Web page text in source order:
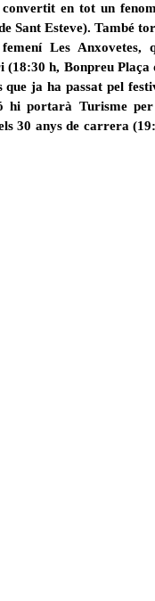
convertit en tot un
Sant Esteve). També
Les Anxovetes,
(18:30 h, Bonpreu Plaça
ja ha passat pel
hi portarà Turisme
30 anys de carrera